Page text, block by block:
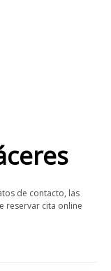
de contacto, las
reservar cita online